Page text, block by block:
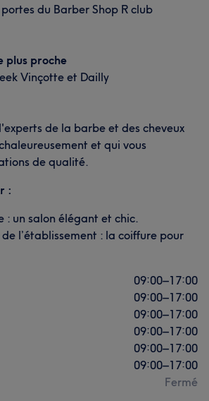
du Barber Shop R club
plus proche
Vinçotte et Dailly
de la barbe et des cheveux
et qui vous
de qualité.
:
: un salon élégant et chic.
l’établissement : la coiffure pour
09:00–17:00
09:00–17:00
09:00–17:00
09:00–17:00
09:00–17:00
09:00–17:00
Fermé